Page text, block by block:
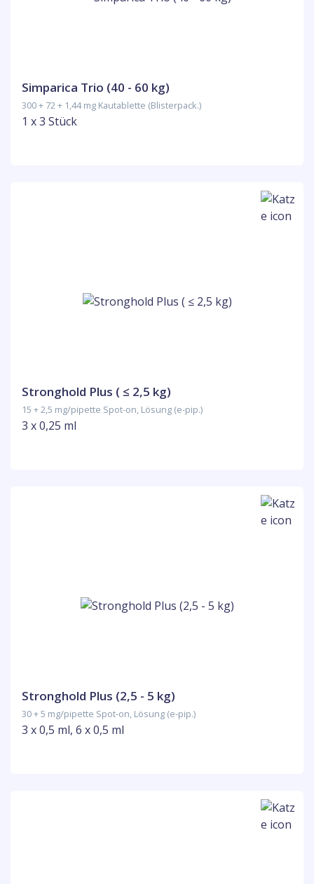
Simparica Trio (40 - 60 kg)
300 + 72 + 1,44 mg Kautablette (Blisterpack.)
1 x 3 Stück
Stronghold Plus ( ≤ 2,5 kg)
15 + 2,5 mg/pipette Spot-on, Lösung (e-pip.)
3 x 0,25 ml
Stronghold Plus (2,5 - 5 kg)
30 + 5 mg/pipette Spot-on, Lösung (e-pip.)
3 x 0,5 ml, 6 x 0,5 ml